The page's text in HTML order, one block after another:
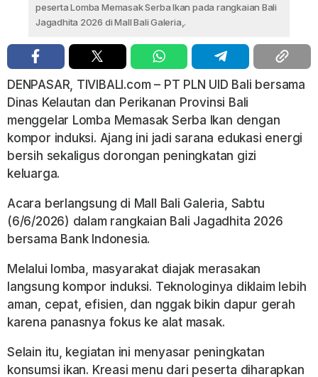
peserta Lomba Memasak Serba Ikan pada rangkaian Bali
Jagadhita 2026 di Mall Bali Galeria,.
DENPASAR, TIVIBALI.com – PT PLN UID Bali bersama
Dinas Kelautan dan Perikanan Provinsi Bali
menggelar Lomba Memasak Serba Ikan dengan
kompor induksi. Ajang ini jadi sarana edukasi energi
bersih sekaligus dorongan peningkatan gizi
keluarga.
Acara berlangsung di Mall Bali Galeria, Sabtu
(6/6/2026) dalam rangkaian Bali Jagadhita 2026
bersama Bank Indonesia.
Melalui lomba, masyarakat diajak merasakan
langsung kompor induksi. Teknologinya diklaim lebih
aman, cepat, efisien, dan nggak bikin dapur gerah
karena panasnya fokus ke alat masak.
Selain itu, kegiatan ini menyasar peningkatan
konsumsi ikan. Kreasi menu dari peserta diharapkan